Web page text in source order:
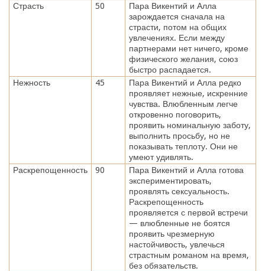
Страсть
50
Пара Викентий и Алла
зарождается сначала на
страсти, потом на общих
увлечениях. Если между
партнерами нет ничего, кроме
физического желания, союз
быстро распадается.
Нежность
45
Пара Викентий и Алла редко
проявляет нежные, искренние
чувства. Влюбленным легче
откровенно поговорить,
проявить номинальную заботу,
выполнить просьбу, но не
показывать теплоту. Они не
умеют удивлять.
Раскрепощенность
90
Пара Викентий и Алла готова
экспериментировать,
проявлять сексуальность.
Раскрепощенность
проявляется с первой встречи
— влюбленные не боятся
проявить чрезмерную
настойчивость, увлечься
страстным романом на время,
без обязательств.